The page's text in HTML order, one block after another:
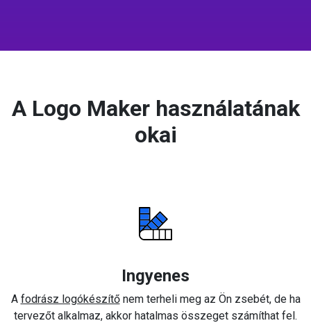
A Logo Maker használatának
okai
Ingyenes
A fodrász logókészítőnem terheli meg az Ön zsebét, de ha
tervezőt alkalmaz, akkor hatalmas összeget számíthat fel.